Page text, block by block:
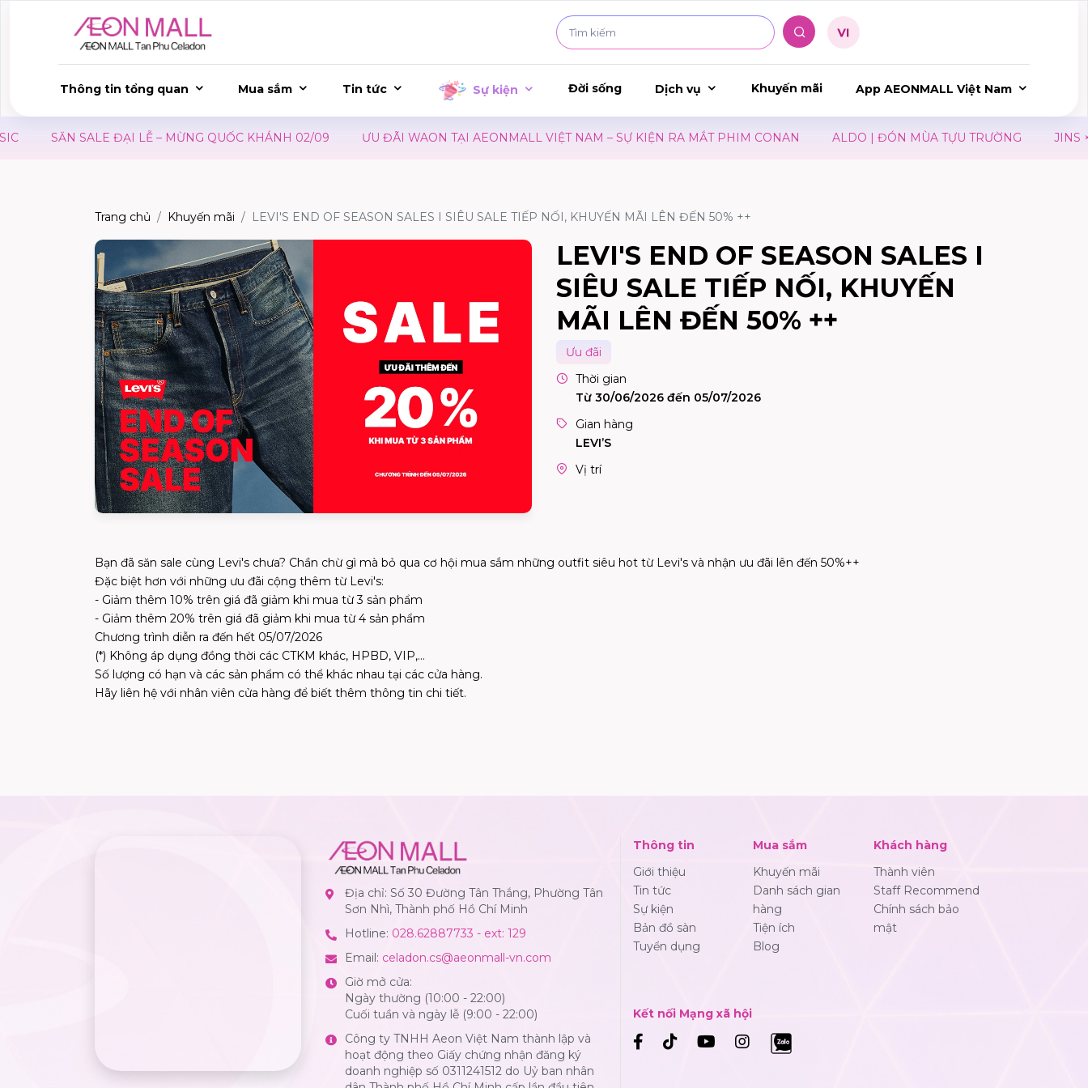
Thông tin tổng quan Mua sắm Tin tức Sự kiện Đời sống Dịch vụ Khuyến mãi App AEONMALL Việt Nam
SĂN SALE ĐẠI LỄ – MỪNG QUỐC KHÁNH 02/09 ƯU ĐÃI WAON TẠI AEONMALL VIỆT NAM – SỰ KIỆN RA MẮT PHIM CONAN ALDO | ĐÓN MÙA TỰU TRƯỜNG JINS ×
Trang chủ Khuyến mãi LEVI'S END OF SEASON SALES I SIÊU SALE TIẾP NỐI, KHUYẾN MÃI LÊN ĐẾN 50% ++
LEVI'S END OF SEASON SALES I
SIÊU SALE TIẾP NỐI, KHUYẾN
MÃI LÊN ĐẾN 50% ++
Ưu đãi
Thời gian
Từ 30/06/2026 đến 05/07/2026
Gian hàng
LEVI’S
Vị trí
Bạn đã săn sale cùng Levi's chưa? Chần chừ gì mà bỏ qua cơ hội mua sắm những outfit siêu hot từ Levi's và nhận ưu đãi lên đến 50%++
Đặc biệt hơn với những ưu đãi cộng thêm từ Levi's:
- Giảm thêm 10% trên giá đã giảm khi mua từ 3 sản phẩm
- Giảm thêm 20% trên giá đã giảm khi mua từ 4 sản phẩm
Chương trình diễn ra đến hết 05/07/2026
(*) Không áp dụng đồng thời các CTKM khác, HPBD, VIP,…
Số lượng có hạn và các sản phẩm có thể khác nhau tại các cửa hàng.
Hãy liên hệ với nhân viên cửa hàng để biết thêm thông tin chi tiết.
Địa chỉ: Số 30 Đường Tân Thắng, Phường Tân
Sơn Nhì, Thành phố Hồ Chí Minh
Hotline: 028.62887733 - ext: 129
Email: celadon.cs@aeonmall-vn.com
Giờ mở cửa:
Ngày thường (10:00 - 22:00)
Cuối tuần và ngày lễ (9:00 - 22:00)
Công ty TNHH Aeon Việt Nam thành lập và
hoạt động theo Giấy chứng nhận đăng ký
doanh nghiệp số 0311241512 do Uỷ ban nhân
Thông tin
Giới thiệu
Tin tức
Sự kiện
Bản đồ sàn
Tuyển dụng
Mua sắm
Khuyến mãi
Danh sách gian
hàng
Tiện ích
Blog
Khách hàng
Thành viên
Staff Recommend
Chính sách bảo
mật
Kết nối Mạng xã hội